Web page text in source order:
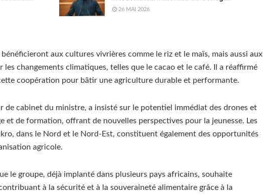
26 MAI 2026
aux cultures vivrières comme le riz et le maïs, mais aussi aux
changements climatiques, telles que le cacao et le café. Il a réaffirmé
coopération pour bâtir une agriculture durable et performante.
de cabinet du ministre, a insisté sur le potentiel immédiat des drones et
et de formation, offrant de nouvelles perspectives pour la jeunesse. Les
dans le Nord et le Nord-Est, constituent également des opportunités
agricole.
le groupe, déjà implanté dans plusieurs pays africains, souhaite
à la sécurité et à la souveraineté alimentaire grâce à la